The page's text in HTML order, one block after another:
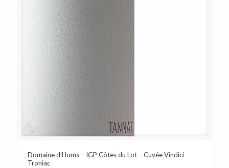
Domaine d’Homs – IGP Côtes du Lot – Cuvée Vindici
Troniac